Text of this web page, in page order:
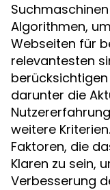
Algorithmen,
Webseiten für
relevantesten
darunter die
weitere
Faktoren, die
Klaren zu sein,
Verbesserung